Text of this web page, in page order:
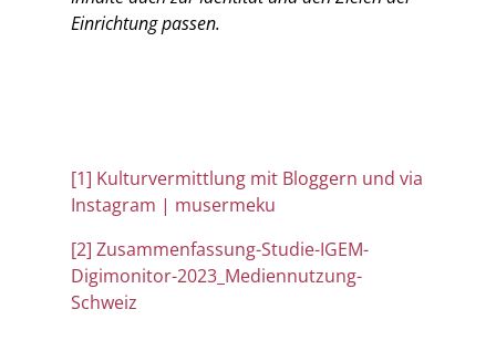
Einrichtung passen.
[1] Kulturvermittlung mit Bloggern und via
Instagram | musermeku
[2]Zusammenfassung-Studie-IGEM-
Digimonitor-2023_Mediennutzung-
Schweiz